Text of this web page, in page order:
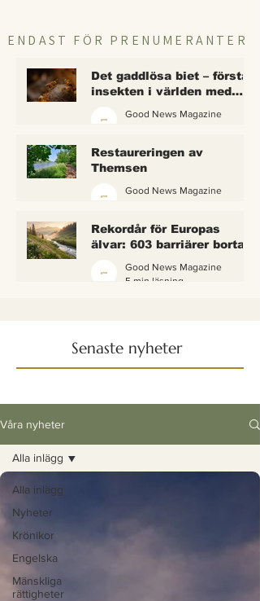
ENDAST FÖR PRENUMERANTER
Det gaddlösa biet – första
insekten i världen med
Good News Magazine
Restaureringen av
Themsen
Good News Magazine
Rekordår för Europas
älvar: 603 barriärer borta
igen
Good News Magazine
5 min läsning
Senaste nyheter
Våra nyheter
Alla inlägg
Nyheter
Krönikor
Engelska
Mänskliga
rättigheter
Alla inlägg